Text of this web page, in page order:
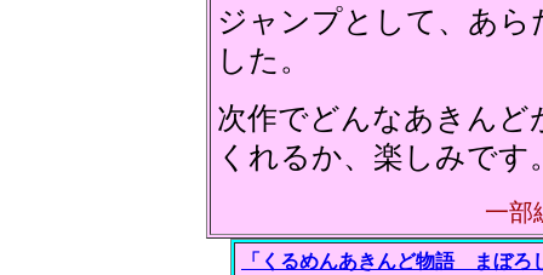
ジャンプとして、あ
した。
次作でどんなあきんど
くれるか、楽しみです
一部
「くるめんあきんど物語 まぼ